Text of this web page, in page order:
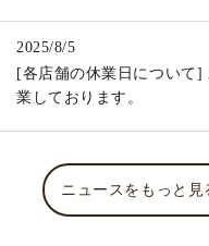
2025/8/5
[各店舗の休業日について]
業しております。
ニュースをもっと見